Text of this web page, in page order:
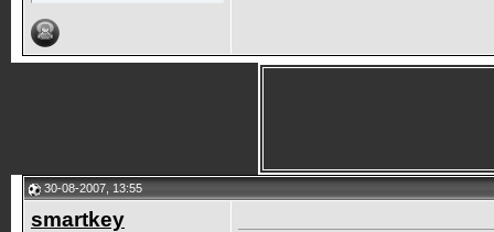
30-08-2007, 13:55
smartkey